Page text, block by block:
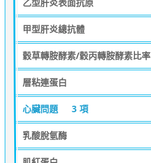
甲型肝炎總抗體
穀草轉胺酵素/穀丙轉胺酵素比率
層粘連蛋白
心臟問題 3 項
乳酸脫氫酶